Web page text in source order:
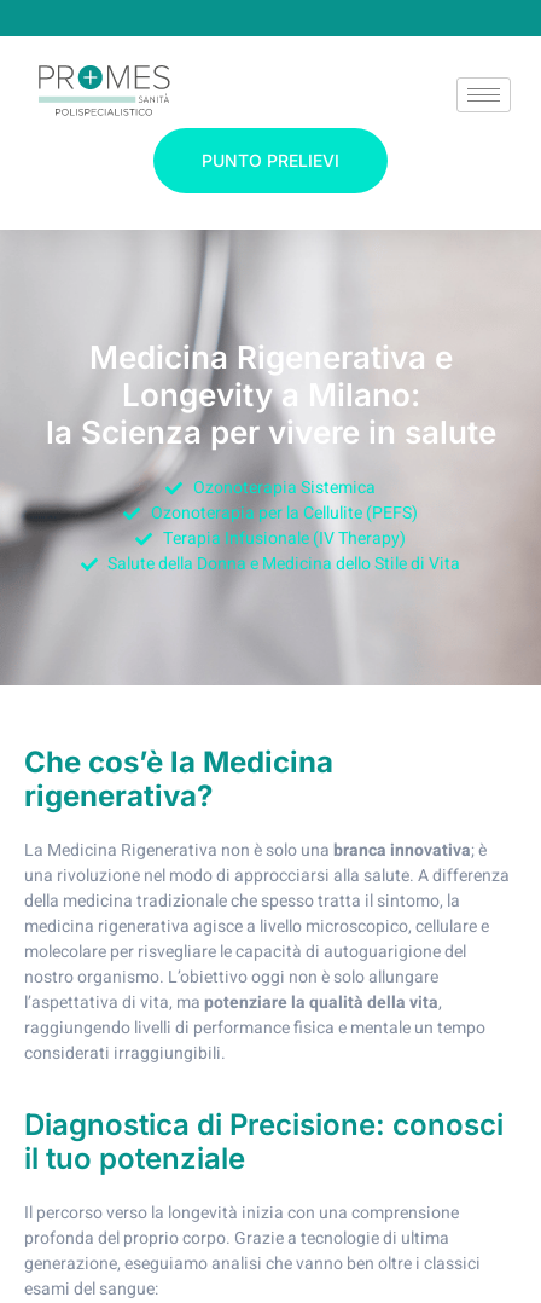
PUNTO PRELIEVI
Medicina Rigenerativa e
Longevity a Milano:
la Scienza per vivere in salute
Ozonoterapia Sistemica
Ozonoterapia per la Cellulite (PEFS)
Terapia Infusionale (IV Therapy)
Salute della Donna e Medicina dello Stile di Vita
Che cos’è la Medicina
rigenerativa?
La Medicina Rigenerativa non è solo unabranca innovativa; è
una rivoluzione nel modo di approcciarsi alla salute. A differenza
della medicina tradizionale che spesso tratta il sintomo, la
medicina rigenerativa agisce a livello microscopico, cellulare e
molecolare per risvegliare le capacità di autoguarigione del
nostro organismo. L’obiettivo oggi non è solo allungare
l’aspettativa di vita, mapotenziare la qualità della vita,
raggiungendo livelli di performance fisica e mentale un tempo
considerati irraggiungibili.
Diagnostica di Precisione: conosci
il tuo potenziale
Il percorso verso la longevità inizia con una comprensione
profonda del proprio corpo. Grazie a tecnologie di ultima
generazione, eseguiamo analisi che vanno ben oltre i classici
esami del sangue: